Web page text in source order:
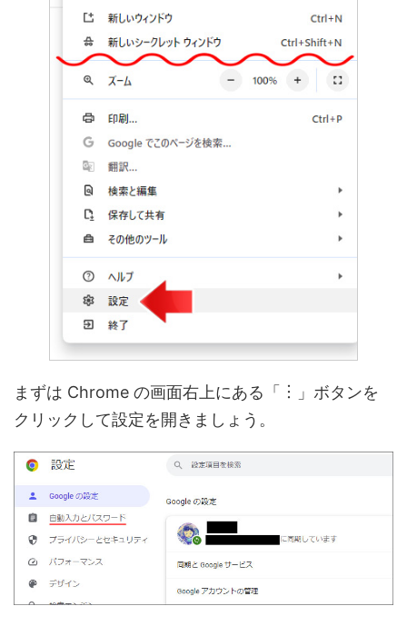
まずは Chrome の画面右上にある「︙」ボタンを
クリックして設定を開きましょう。